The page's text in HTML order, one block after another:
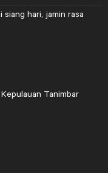
hari, jamin rasa
Tanimbar